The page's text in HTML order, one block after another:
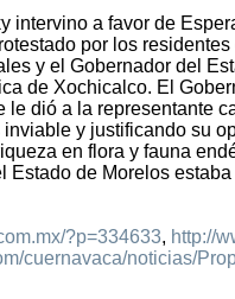
intervino a favor de
por los
y el Gobernador del
de Xochicalco. El
le dió a la representante
y justificando su
en flora y fauna
Estado de Morelos
?p=334633, http://
cuernavaca/noticias/